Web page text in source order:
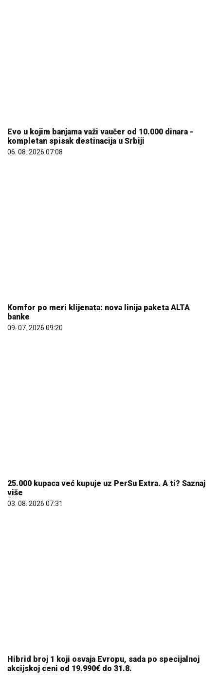
Evo u kojim banjama važi vaučer od 10.000 dinara -
kompletan spisak destinacija u Srbiji
06. 08. 2026 07:08
Komfor po meri klijenata: nova linija paketa ALTA
banke
09. 07. 2026 09:20
25.000 kupaca već kupuje uz PerSu Extra. A ti? Saznaj
više
03. 08. 2026 07:31
Hibrid broj 1 koji osvaja Evropu, sada po specijalnoj
akcijskoj ceni od 19.990€ do 31.8.